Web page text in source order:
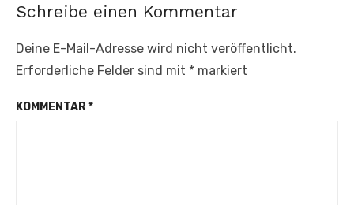
Schreibe einen Kommentar
Deine E-Mail-Adresse wird nicht veröffentlicht.
Erforderliche Felder sind mit * markiert
KOMMENTAR*